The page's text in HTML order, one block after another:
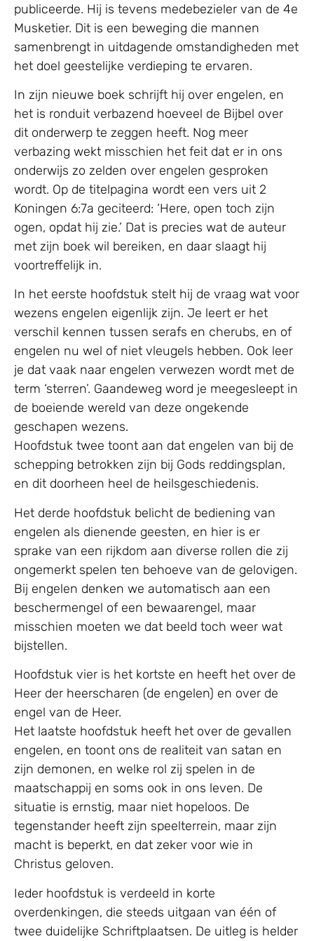
publiceerde. Hij is tevens medebezieler van de 4e
Musketier. Dit is een beweging die mannen
samenbrengt in uitdagende omstandigheden met
het doel geestelijke verdieping te ervaren.
In zijn nieuwe boek schrijft hij over engelen, en
het is ronduit verbazend hoeveel de Bijbel over
dit onderwerp te zeggen heeft. Nog meer
verbazing wekt misschien het feit dat er in ons
onderwijs zo zelden over engelen gesproken
wordt. Op de titelpagina wordt een vers uit 2
Koningen 6:7a geciteerd: ‘Here, open toch zijn
ogen, opdat hij zie.’ Dat is precies wat de auteur
met zijn boek wil bereiken, en daar slaagt hij
voortreffelijk in.
In het eerste hoofdstuk stelt hij de vraag wat voor
wezens engelen eigenlijk zijn. Je leert er het
verschil kennen tussen serafs en cherubs, en of
engelen nu wel of niet vleugels hebben. Ook leer
je dat vaak naar engelen verwezen wordt met de
term ‘sterren’. Gaandeweg word je meegesleept in
de boeiende wereld van deze ongekende
geschapen wezens.
Hoofdstuk twee toont aan dat engelen van bij de
schepping betrokken zijn bij Gods reddingsplan,
en dit doorheen heel de heilsgeschiedenis.
Het derde hoofdstuk belicht de bediening van
engelen als dienende geesten, en hier is er
sprake van een rijkdom aan diverse rollen die zij
ongemerkt spelen ten behoeve van de gelovigen.
Bij engelen denken we automatisch aan een
beschermengel of een bewaarengel, maar
misschien moeten we dat beeld toch weer wat
bijstellen.
Hoofdstuk vier is het kortste en heeft het over de
Heer der heerscharen (de engelen) en over de
engel van de Heer.
Het laatste hoofdstuk heeft het over de gevallen
engelen, en toont ons de realiteit van satan en
zijn demonen, en welke rol zij spelen in de
maatschappij en soms ook in ons leven. De
situatie is ernstig, maar niet hopeloos. De
tegenstander heeft zijn speelterrein, maar zijn
macht is beperkt, en dat zeker voor wie in
Christus geloven.
Ieder hoofdstuk is verdeeld in korte
overdenkingen, die steeds uitgaan van één of
twee duidelijke Schriftplaatsen. De uitleg is helder